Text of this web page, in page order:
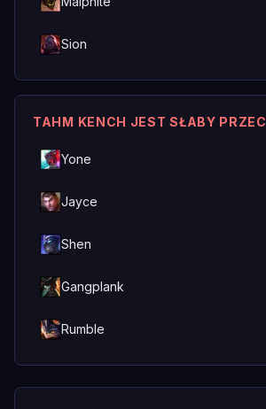
Sion
TAHM KENCH JEST SŁABY
Yone
Jayce
Shen
Gangplank
Rumble